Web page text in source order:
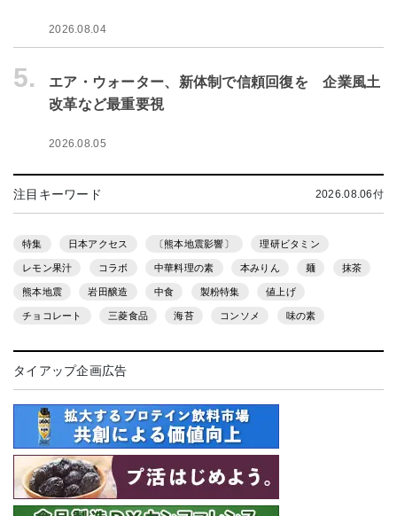
2026.08.04
5.
エア・ウォーター、新体制で信頼回復を 企業風土
改革など最重要視
2026.08.05
注目キーワード 2026.08.06付
特集 日本アクセス 〔熊本地震影響〕 理研ビタミン
レモン果汁 コラボ 中華料理の素 本みりん 麺 抹茶
熊本地震 岩田醸造 中食 製粉特集 値上げ
チョコレート 三菱食品 海苔 コンソメ 味の素
タイアップ企画広告